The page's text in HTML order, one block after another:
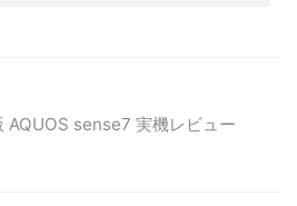
AQUOS sense7 実機レビュー